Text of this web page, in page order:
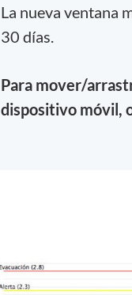
La nueva ventana
30 días.
Para mover/
dispositivo móvil,